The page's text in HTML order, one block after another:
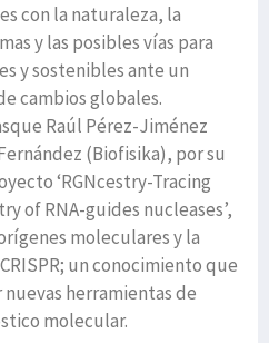
con la naturaleza, la
y las posibles vías para
y sostenibles ante un
cambios globales.
Raúl Pérez-Jiménez
(Biofisika), por su
‘RGNcestry-Tracing
of RNA-guides nucleases’,
moleculares y la
un conocimiento que
herramientas de
molecular.